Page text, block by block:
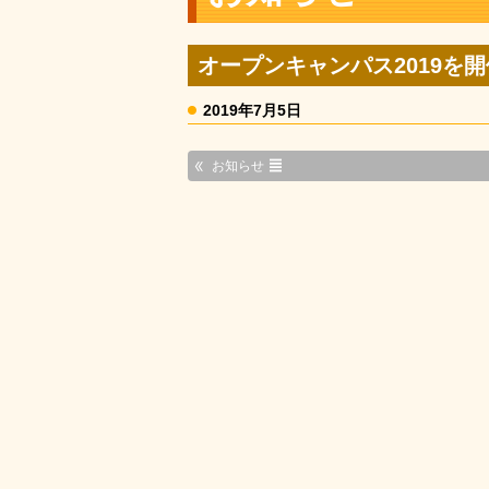
オープンキャンパス2019を開
2019年7月5日
お知らせ